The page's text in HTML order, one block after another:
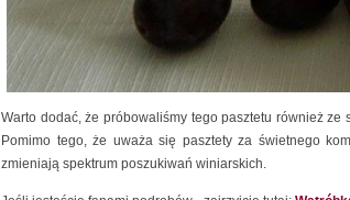
Warto dodać, że próbowaliśmy tego pasztetu również ze
Pomimo tego, że uważa się pasztety za świetnego
zmieniają spektrum poszukiwań winiarskich.